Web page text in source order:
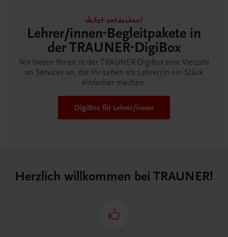
Jetzt entdecken!
Lehrer/innen-Begleitpakete in
der TRAUNER-DigiBox
Wir bieten Ihnen in der TRAUNER-DigiBox eine Vielzahl
an Services an, die Ihr Leben als Lehrer/in ein Stück
einfacher machen.
DigiBox für Lehrer/innen
Herzlich willkommen bei TRAUNER!